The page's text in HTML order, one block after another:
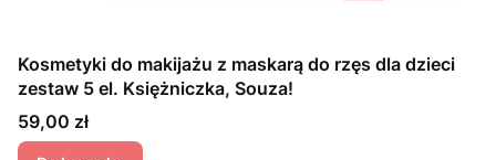
Kosmetyki do makijażu z maskarą do rzęs dla dzieci
zestaw 5 el. Księżniczka, Souza!
Cena
59,00 zł